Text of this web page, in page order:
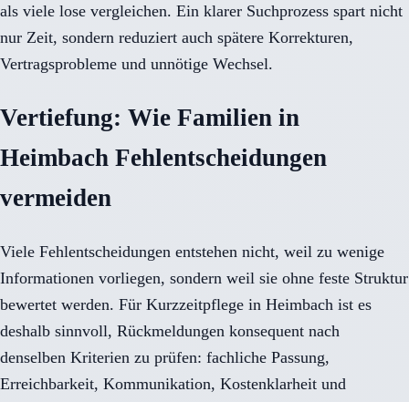
als viele lose vergleichen. Ein klarer Suchprozess spart nicht
nur Zeit, sondern reduziert auch spätere Korrekturen,
Vertragsprobleme und unnötige Wechsel.
Vertiefung: Wie Familien in
Heimbach Fehlentscheidungen
vermeiden
Viele Fehlentscheidungen entstehen nicht, weil zu wenige
Informationen vorliegen, sondern weil sie ohne feste Struktur
bewertet werden. Für Kurzzeitpflege in Heimbach ist es
deshalb sinnvoll, Rückmeldungen konsequent nach
denselben Kriterien zu prüfen: fachliche Passung,
Erreichbarkeit, Kommunikation, Kostenklarheit und